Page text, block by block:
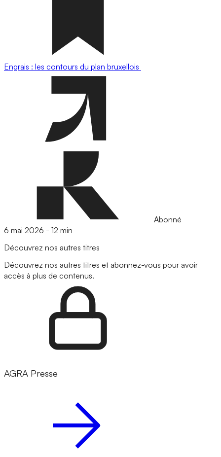
Engrais : les contours du plan bruxellois
Abonné
6 mai 2026 - 12 min
Découvrez nos autres titres
Découvrez nos autres titres et abonnez-vous pour avoir
accès à plus de contenus.
AGRA Presse